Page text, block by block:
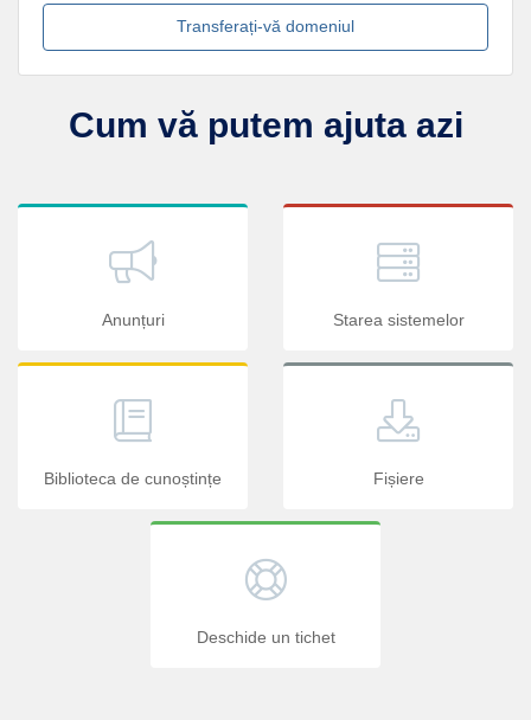
Transferați-vă domeniul
Cum vă putem ajuta azi
Anunțuri Starea sistemelor
Biblioteca de cunoștințe Fișiere
Deschide un tichet